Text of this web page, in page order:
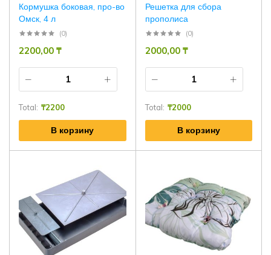
Кормушка боковая, про-во
Омск, 4 л
(0)
2200,00 ₸
Total: ₸2200
В корзину
Решетка для сбора
прополиса
(0)
2000,00 ₸
Total: ₸2000
В корзину